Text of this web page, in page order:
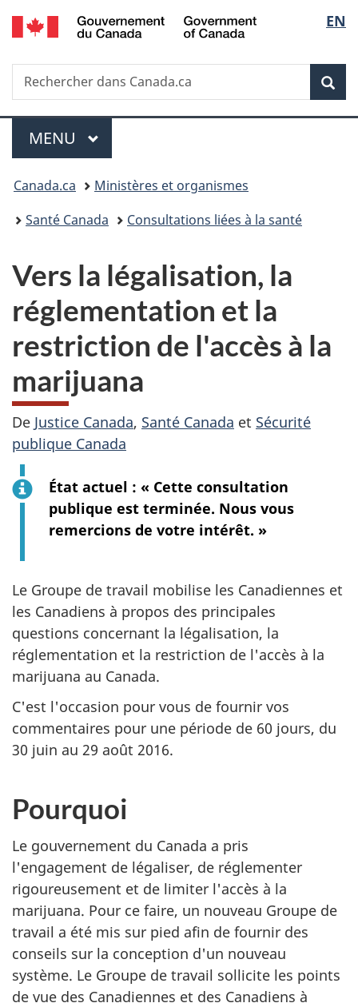
Passer
au
principal
Passer
à
Au
du
Passer
à
version
simplifiée
de
la
EN
Recherche
Rechercher
dans
Menu
MENU PRINCIPAL
Vous
êtes
Canada.ca
Ministères et organismes
Santé Canada
Consultations liées à la santé
Vers la légalisation, la
réglementation et la
restriction de l'accès à la
marijuana
De Justice Canada, Santé Canada et Sécurité
publique Canada
État actuel : « Cette consultation
publique est terminée. Nous vous
remercions de votre intérêt. »
Le Groupe de travail mobilise les Canadiennes et
les Canadiens à propos des principales
questions concernant la légalisation, la
réglementation et la restriction de l'accès à la
marijuana au Canada.
C'est l'occasion pour vous de fournir vos
commentaires pour une période de 60 jours, du
30 juin au 29 août 2016.
Pourquoi
Le gouvernement du Canada a pris
l'engagement de légaliser, de réglementer
rigoureusement et de limiter l'accès à la
marijuana. Pour ce faire, un nouveau Groupe de
travail a été mis sur pied afin de fournir des
conseils sur la conception d'un nouveau
système. Le Groupe de travail sollicite les points
de vue des Canadiennes et des Canadiens à